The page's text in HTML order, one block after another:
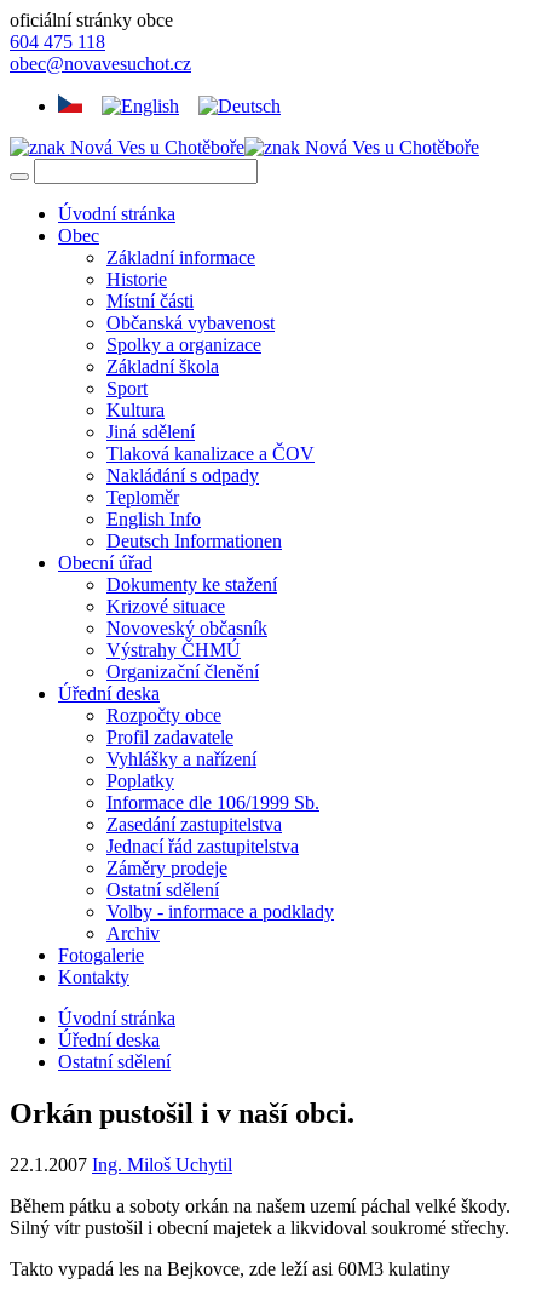
oficiální stránky obce
604 475 118
obec@novavesuchot.cz
Úvodní stránka
Obec
Základní informace
Historie
Místní části
Občanská vybavenost
Spolky a organizace
Základní škola
Sport
Kultura
Jiná sdělení
Tlaková kanalizace a ČOV
Nakládání s odpady
Teploměr
English Info
Deutsch Informationen
Obecní úřad
Dokumenty ke stažení
Krizové situace
Novoveský občasník
Výstrahy ČHMÚ
Organizační členění
Úřední deska
Rozpočty obce
Profil zadavatele
Vyhlášky a nařízení
Poplatky
Informace dle 106/1999 Sb.
Zasedání zastupitelstva
Jednací řád zastupitelstva
Záměry prodeje
Ostatní sdělení
Volby - informace a podklady
Archiv
Fotogalerie
Kontakty
Úvodní stránka
Úřední deska
Ostatní sdělení
Orkán pustošil i v naší obci.
22.1.2007 Ing. Miloš Uchytil
Během pátku a soboty orkán na našem uzemí páchal velké škody.
Silný vítr pustošil i obecní majetek a likvidoval soukromé střechy.
Takto vypadá les na Bejkovce, zde leží asi 60M3 kulatiny